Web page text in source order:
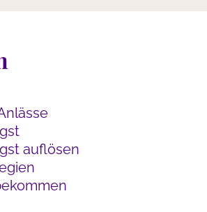
auflösen